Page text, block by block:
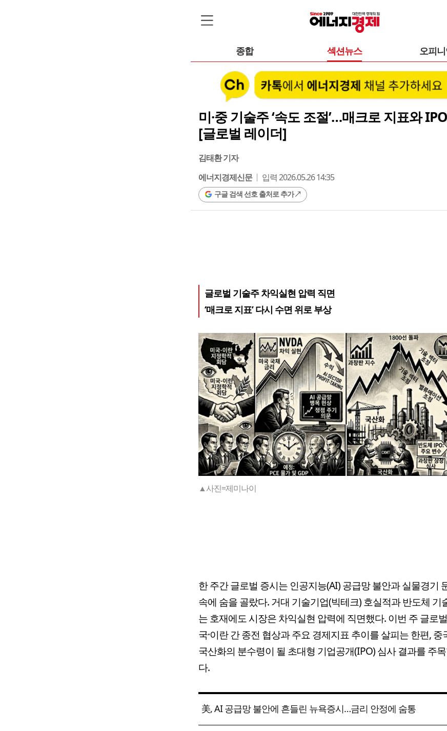
종합 섹션뉴스 오피
미·중 기술주 ‘속도 조절’…매크로 지표와
[글로벌 레이더]
김태환 기자
에너지경제신문
입력 2026.05.26 14:35
구글 검색 선호 출처로 추가
글로벌 기술주 차익실현 압력 직면
‘매크로 지표’ 다시 수면 위로 부상
▲사진=제미나이
한 주간 글로벌 증시는 인공지능(AI) 공급망 불안과 실물경기
속에 숨을 골랐다. 거대 기술기업(빅테크) 호실적과 반도체 기
는 호재에도 시장은 차익실현 압력에 직면했다. 이번 주 글로
국·이란 간 종전 협상과 주요 경제지표 추이를 살피는 한편, 중
국산화의 분수령이 될 초대형 기업공개(IPO) 심사 결과를 주
다.
美, AI 공급망 불안에 흔들린 뉴욕증시…금리 안정에 숨통